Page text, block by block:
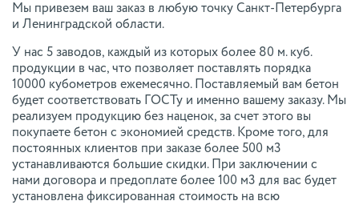
Мы привезем ваш заказ в любую точку Санкт-Петербурга
и Ленинградской области.
У нас 5 заводов, каждый из которых более 80 м. куб.
продукции в час, что позволяет поставлять порядка
10000 кубометров ежемесячно. Поставляемый вам бетон
будет соответствовать ГОСТу и именно вашему заказу. Мы
реализуем продукцию без наценок, за счет этого вы
покупаете бетон с экономией средств. Кроме того, для
постоянных клиентов при заказе более 500 м3
устанавливаются большие скидки. При заключении с
нами договора и предоплате более 100 м3 для вас будет
установлена фиксированная стоимость на всю